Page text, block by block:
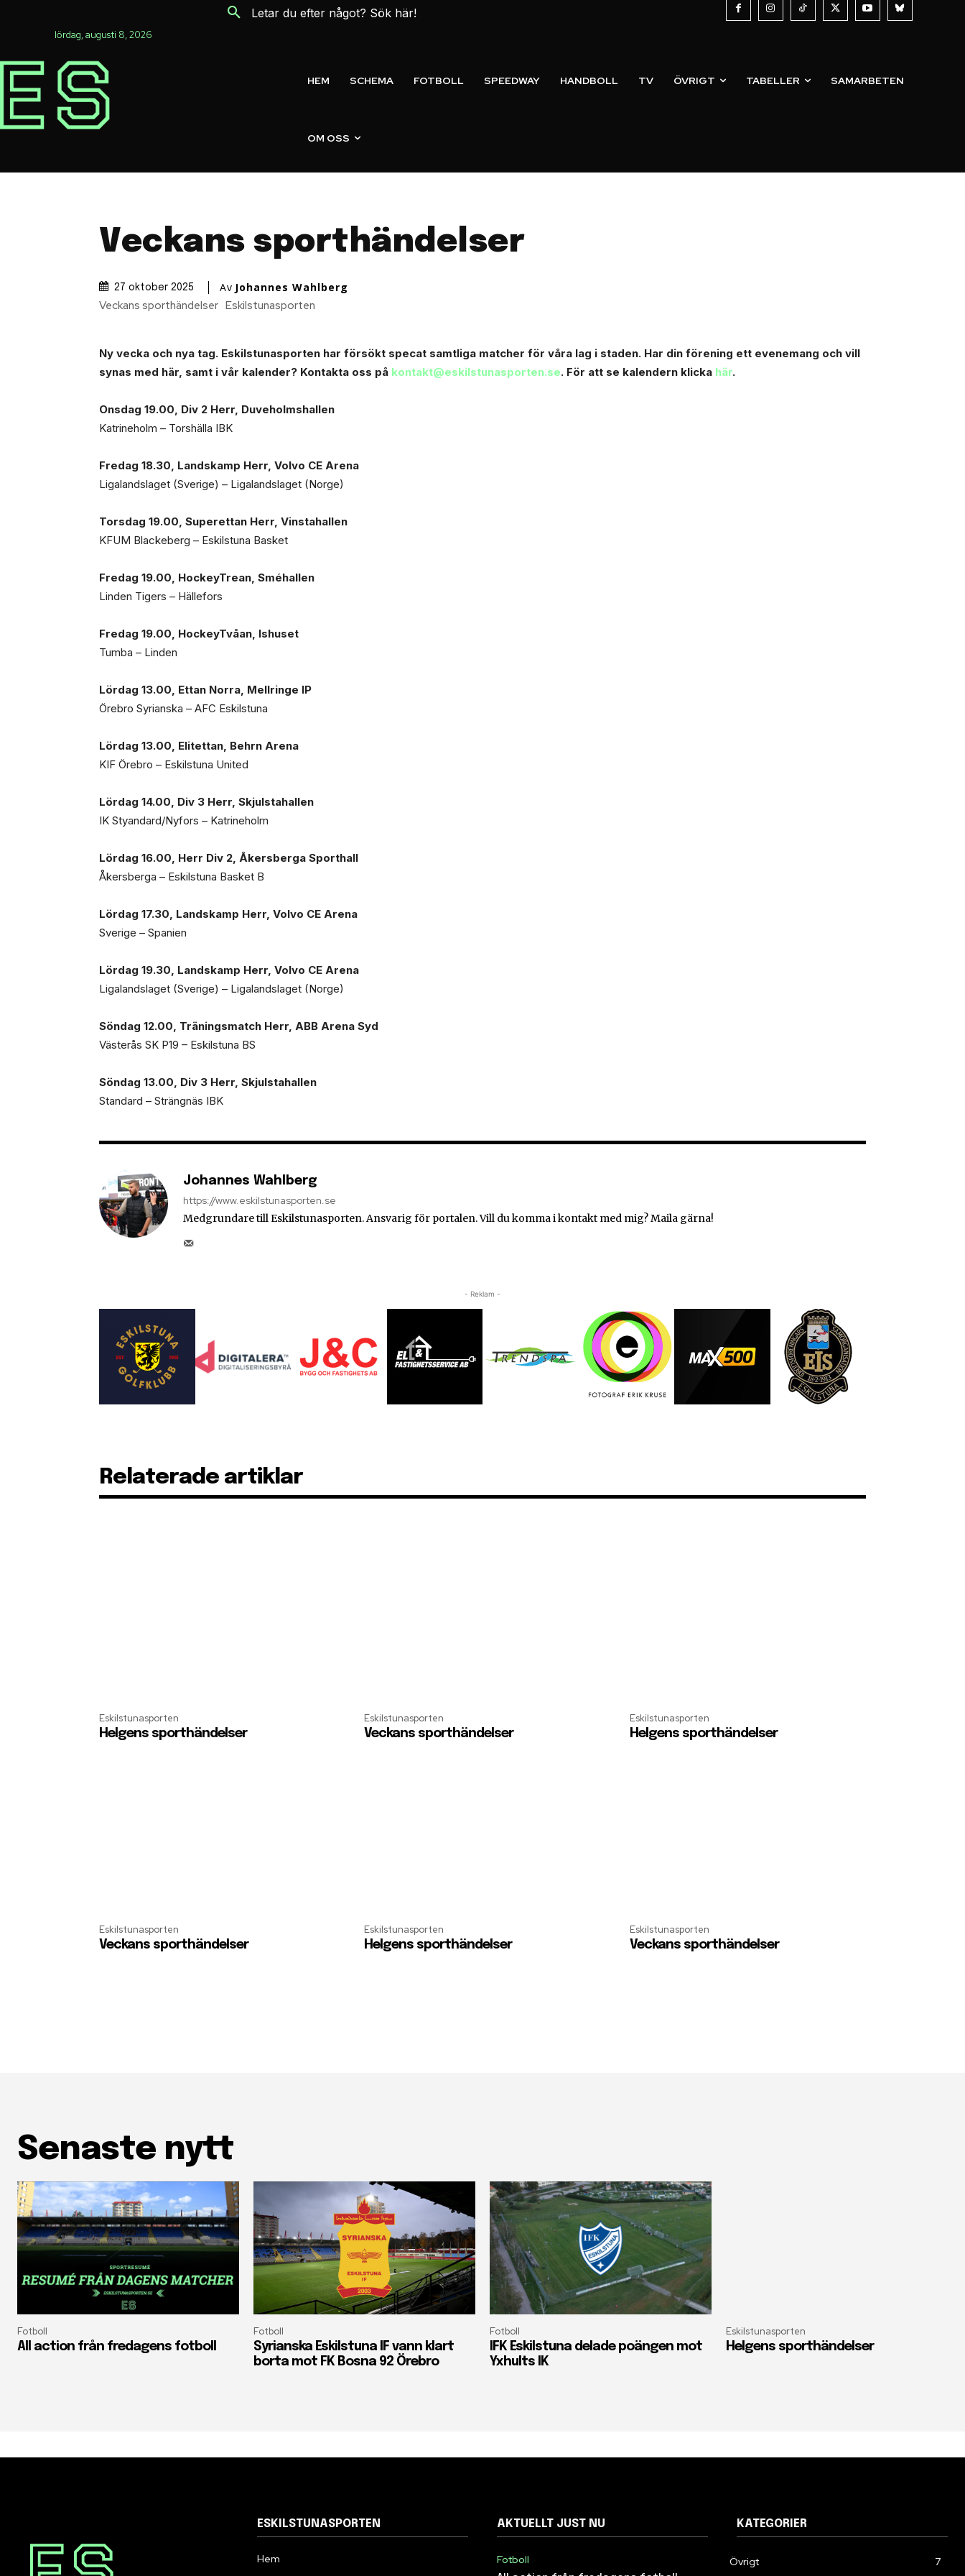
lördag, augusti 8, 2026
Letar du efter något? Sök här!
HEM SCHEMA FOTBOLL SPEEDWAY HANDBOLL TV ÖVRIGT TABELLER SAMARBETEN
OM OSS
Veckans sporthändelser
27 oktober 2025 Av Johannes Wahlberg
Veckans sporthändelser Eskilstunasporten
Ny vecka och nya tag. Eskilstunasporten har försökt specat samtliga matcher för våra lag i staden. Har din förening ett evenemang och vill
synas med här, samt i vår kalender? Kontakta oss på kontakt@eskilstunasporten.se. För att se kalendern klicka här.
Onsdag 19.00, Div 2 Herr, Duveholmshallen
Katrineholm – Torshälla IBK
Fredag 18.30, Landskamp Herr, Volvo CE Arena
Ligalandslaget (Sverige) – Ligalandslaget (Norge)
Torsdag 19.00, Superettan Herr, Vinstahallen
KFUM Blackeberg – Eskilstuna Basket
Fredag 19.00, HockeyTrean, Sméhallen
Linden Tigers – Hällefors
Fredag 19.00, HockeyTvåan, Ishuset
Tumba – Linden
Lördag 13.00, Ettan Norra, Mellringe IP
Örebro Syrianska – AFC Eskilstuna
Lördag 13.00, Elitettan, Behrn Arena
KIF Örebro – Eskilstuna United
Lördag 14.00, Div 3 Herr, Skjulstahallen
IK Styandard/Nyfors – Katrineholm
Lördag 16.00, Herr Div 2, Åkersberga Sporthall
Åkersberga – Eskilstuna Basket B
Lördag 17.30, Landskamp Herr, Volvo CE Arena
Sverige – Spanien
Lördag 19.30, Landskamp Herr, Volvo CE Arena
Ligalandslaget (Sverige) – Ligalandslaget (Norge)
Söndag 12.00, Träningsmatch Herr, ABB Arena Syd
Västerås SK P19 – Eskilstuna BS
Söndag 13.00, Div 3 Herr, Skjulstahallen
Standard – Strängnäs IBK
Johannes Wahlberg
https://www.eskilstunasporten.se
Medgrundare till Eskilstunasporten. Ansvarig för portalen. Vill du komma i kontakt med mig? Maila gärna!
- Reklam -
Relaterade artiklar
Eskilstunasporten
Helgens sporthändelser
Eskilstunasporten
Veckans sporthändelser
Eskilstunasporten
Helgens sporthändelser
Eskilstunasporten
Veckans sporthändelser
Eskilstunasporten
Helgens sporthändelser
Eskilstunasporten
Veckans sporthändelser
Senaste nytt
Fotboll
All action från fredagens fotboll
Fotboll
Syrianska Eskilstuna IF vann klart
borta mot FK Bosna 92 Örebro
Fotboll
IFK Eskilstuna delade poängen mot
Yxhults IK
Eskilstunasporten
Helgens sporthändelser
ESKILSTUNASPORTEN
Hem
AKTUELLT JUST NU
Fotboll
KATEGORIER
Övrigt 7